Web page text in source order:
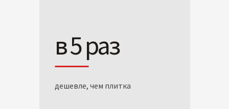
в 5 раз
дешевле, чем плитка